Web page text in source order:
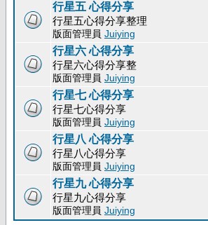
行星五 心得分享
行星五心得分享整理
版面管理員 Juiying
行星六 心得分享
行星六心得分享整
版面管理員 Juiying
行星七 心得分享
行星七心得分享
版面管理員 Juiying
行星八 心得分享
行星八心得分享
版面管理員 Juiying
行星九 心得分享
行星九心得分享
版面管理員 Juiying